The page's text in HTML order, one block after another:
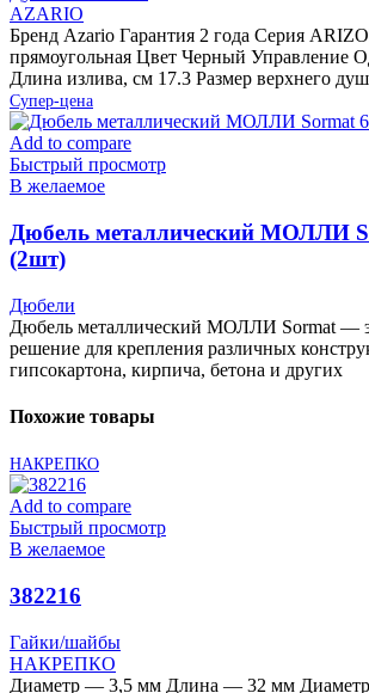
AZARIO
Бренд Azario Гарантия 2 года Серия
прямоугольная Цвет Черный Управление
Длина излива, см 17.3 Размер верхнего
Супер-цена
Add to compare
Быстрый просмотр
В желаемое
Дюбель металлический МОЛЛИ
(2шт)
Дюбели
Дюбель металлический МОЛЛИ Sormat —
решение для крепления различных
гипсокартона, кирпича, бетона и других
Похожие товары
НАКРЕПКО
Add to compare
Быстрый просмотр
В желаемое
382216
Гайки/шайбы
НАКРЕПКО
Диаметр — 3,5 мм Длина — 32 мм